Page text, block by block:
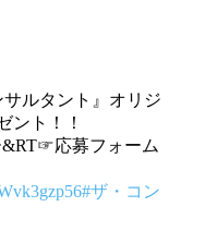
ルタント』オリジ
ント！！
応募フォーム
#ザ・コン